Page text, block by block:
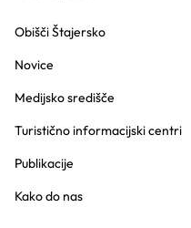
Obišči Štajersko
Novice
Medijsko središče
Turistično informacijski centri
Publikacije
Kako do nas